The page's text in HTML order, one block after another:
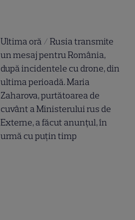
Ultima oră / Rusia transmite
un mesaj pentru România,
după incidentele cu drone, din
ultima perioadă. Maria
Zaharova, purtătoarea de
cuvânt a Ministerului rus de
Externe, a făcut anunțul, în
urmă cu puțin timp